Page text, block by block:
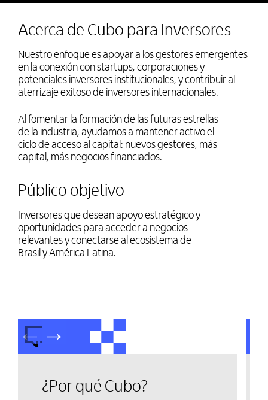
Acerca de Cubo para Inversores
Nuestro enfoque es apoyar a los gestores emergentes
en la conexión con startups, corporaciones y
potenciales inversores institucionales, y contribuir al
aterrizaje exitoso de inversores internacionales.
Al fomentar la formación de las futuras estrellas
de la industria, ayudamos a mantener activo el
ciclo de acceso al capital: nuevos gestores, más
capital, más negocios financiados.
Público objetivo
Inversores que desean apoyo estratégico y
oportunidades para acceder a negocios
relevantes y conectarse al ecosistema de
Brasil y América Latina.
¿Por qué Cubo?